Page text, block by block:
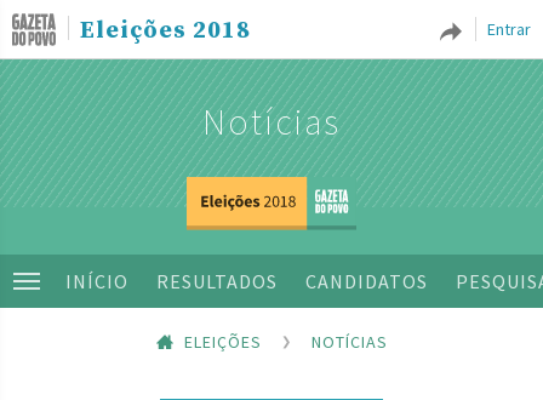
Entrar
Eleições 2018
Notícias
INÍCIO RESULTADOS CANDIDATOS
ELEIÇÕES NOTÍCIAS